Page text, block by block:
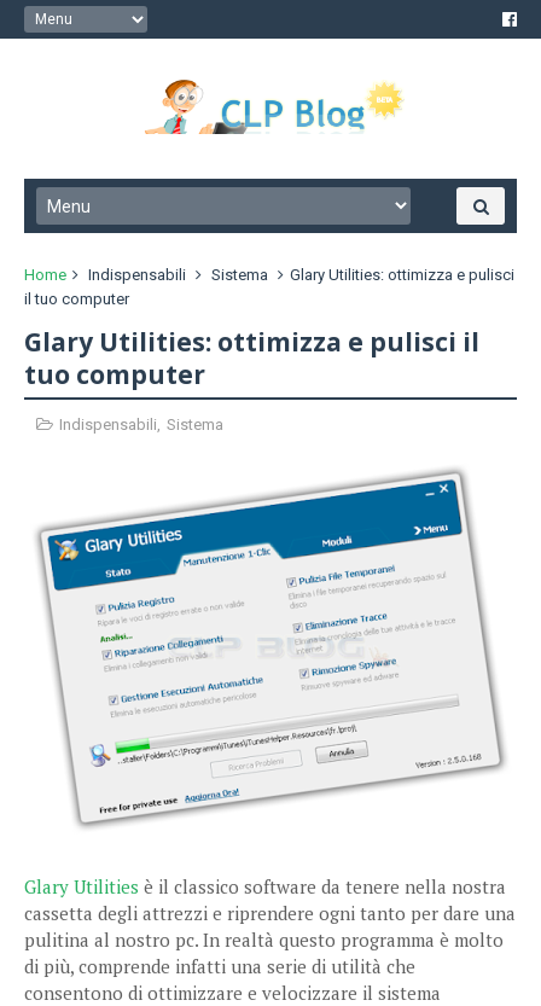
Home Indispensabili Sistema
Glary Utilities: ottimizza e pulisci
il tuo computer
Glary Utilities: ottimizza e pulisci il
tuo computer
Indispensabili, Sistema
Glary Utilities è il classico software da tenere nella nostra
cassetta degli attrezzi e riprendere ogni tanto per dare una
pulitina al nostro pc. In realtà questo programma è molto
di più, comprende infatti una serie di utilità che
consentono di ottimizzare e velocizzare il sistema